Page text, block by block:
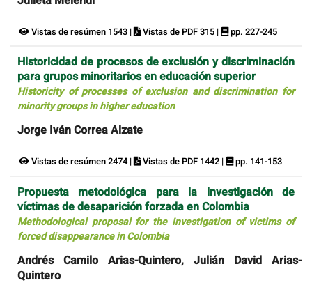
Vistas de resúmen 1543 | Vistas de PDF 315 | pp. 227-245
Historicidad de procesos de exclusión y discriminación
para grupos minoritarios en educación superior
Historicity of processes of exclusion and discrimination for
minority groups in higher education
Jorge Iván Correa Alzate
Vistas de resúmen 2474 | Vistas de PDF 1442 | pp. 141-153
Propuesta metodológica para la investigación de
víctimas de desaparición forzada en Colombia
Methodological proposal for the investigation of victims of
forced disappearance in Colombia
Andrés Camilo Arias-Quintero, Julián David Arias-
Quintero